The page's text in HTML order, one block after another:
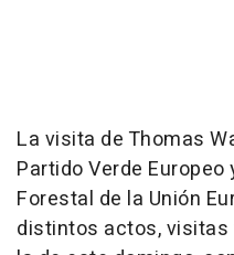
La visita de Thomas
Partido Verde
Forestal de la Unión
distintos actos, visitas